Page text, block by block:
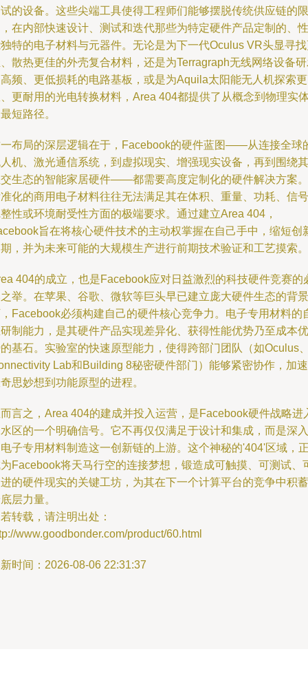
的设备。这些尖端工具使得工程师们能够摆脱传统供应链的限
在内部快速设计、测试和迭代那些为特定硬件产品定制的、性
特的电子材料与元器件。无论是为下一代Oculus VR头显寻
散热更佳的外壳复合材料，还是为Terragraph无线网络设备
频、更低损耗的电路基板，或是为Aquila太阳能无人机探索
更耐用的光电转换材料，Area 404都提供了从概念到物理实
短路径。
布局的深层逻辑在于，Facebook的硬件蓝图——从连接全球
机、激光通信系统，到虚拟现实、增强现实设备，再到围绕其
生态的智能家居硬件——都需要高度定制化的硬件解决方案。
化的商用电子材料往往无法满足其在体积、重量、功耗、信号
性或环境耐受性方面的极端要求。通过建立Area 404，
旨在将核心硬件技术的主动权掌握在自己手中，缩短创
，并为未来可能的大规模生产进行前期技术验证和工艺摸索。
404的成立，也是Facebook应对日益激烈的科技硬件竞赛的
举。在苹果、谷歌、微软等巨头早已建立庞大硬件生态的背景
Facebook必须构建自己的硬件核心竞争力。电子专用材料的
制能力，是其硬件产品实现差异化、获得性能优势乃至成本优
基石。实验室的快速原型能力，使得跨部门团队（如Oculus
Lab和Building 8秘密硬件部门）能够紧密协作，加速
思妙想到功能原型的进程。
言之，Area 404的建成并投入运营，是Facebook硬件战略进
区的一个明确信号。它不再仅仅满足于设计和集成，而是深入
子专用材料制造这一创新链的上游。这个神秘的'404'区域，
Facebook将天马行空的连接梦想，锻造成可触摸、可测试、
的硬件现实的关键工坊，为其在下一个计算平台的竞争中积蓄
层力量。
转载，请注明出处：
www.goodbonder.com/product/60.html
时间：2026-08-06 22:31:37